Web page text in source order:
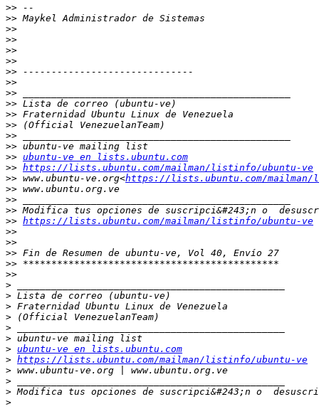
>>
>>
>>
>>
>>
>>
>>
>>
>>
>>
>>
>>
>>
>>
>> ubuntu-ve en lists.ubuntu.com
>> https://lists.ubuntu.com/mailman/listinfo/ubuntu-ve
>> www.ubuntu-ve.org<https://lists.ubuntu.com/mailman/
>>
>>
>>
>> https://lists.ubuntu.com/mailman/listinfo/ubuntu-ve
>>
>>
>>
>>
>>
>
>
>
>
>
>
> ubuntu-ve en lists.ubuntu.com
> https://lists.ubuntu.com/mailman/listinfo/ubuntu-ve
>
>
> Modifica tus opciones de suscripci&#243;n o
>